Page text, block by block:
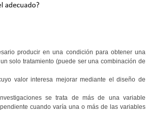
producir en una condición para obtener una
solo tratamiento (puede ser una combinación de
valor interesa mejorar mediante el diseño de
se trata de más de una variable
cuando varía una o más de las variables